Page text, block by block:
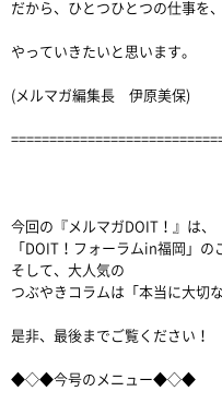
だから、ひとつひとつの仕事を
やっていきたいと思います。
(メルマガ編集長 伊原美保)
今回の『メルマガDOIT！』は、
「DOIT！フォーラムin福岡」の
そして、大人気の
つぶやきコラムは「本当に大切
是非、最後までご覧ください！
◆◇◆今号のメニュー◆◇◆